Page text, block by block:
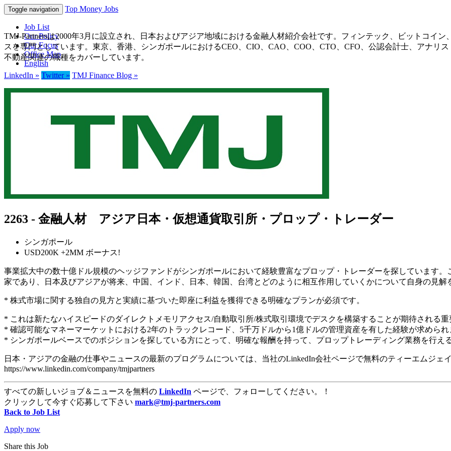
Toggle navigation Top Money Jobs
Job List
Our Policy
Our Focus
Office Map
English
TMJ-Partnersは2000年3月に設立され、日本およびアジア地域における金融人材紹介会社です。フィンテック、ビットコイ
スを専門としています。東京、香港、シンガポールにおけるCEO、CIO、CAO、COO、CTO、CFO、公認会計士、アナリ
不動産関連の職種をカバーしています。
LinkedIn » Twitter » TMJ Finance Blog »
2263 - 金融人材 アジア日本・仮想通貨取引所・プロップ・トレーダー
シンガポール
USD200K +2MM ボーナス!
事業拡大中の数十億ドル規模のヘッジファンドがシンガポールにおいて経験豊富なプロップ・トレーダーを探しています
家であり、日本及びアジアが将来、中国、インド、日本、韓国、台湾とどのように相互作用していくかについて自身の見解
* 株式市場に関する独自の見方と実績に基づいた即座に利益を獲得できる明確なプランが必須です。
* これは新たなハイスピードのダイレクトメモリアクセス/自動取引所/株式取引環境でデスクを構築することが期待される
* 確認可能なマネーマーケットにおける2年のトラックレコード、5千万ドルから1億ドルの管理資産を有した経験が求められ
* シンガポールベースでのポジションを探している方にとって、明確な報酬を持って、プロップトレーディング業務を行え
日本・アジアの金融の仕事やニュースの最新のプログラムについては、当社のLinkedIn会社ページで無料のティーエムジェ
https://www.linkedin.com/company/tmjpartners
すべての新しいジョブ＆ニュースを無料の LinkedIn ページで、フォローしてください。！
クリックして今すぐ応募して下さい mark@tmj-partners.com
Back to Job List
Apply now
Share this Job